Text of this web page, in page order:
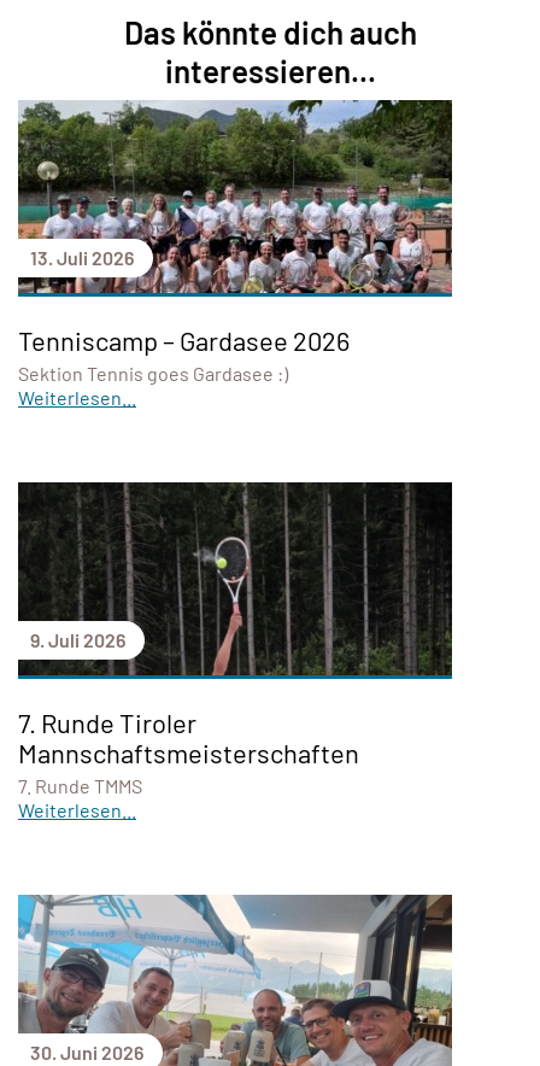
Das könnte dich auch
interessieren...
13. Juli 2026
Tenniscamp – Gardasee 2026
Sektion Tennis goes Gardasee :)
Weiterlesen...
9. Juli 2026
7. Runde Tiroler
Mannschaftsmeisterschaften
7. Runde TMMS
Weiterlesen...
30. Juni 2026